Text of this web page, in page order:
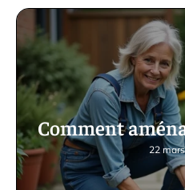
Comment
22